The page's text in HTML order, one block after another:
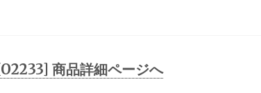
商品詳細ページへ